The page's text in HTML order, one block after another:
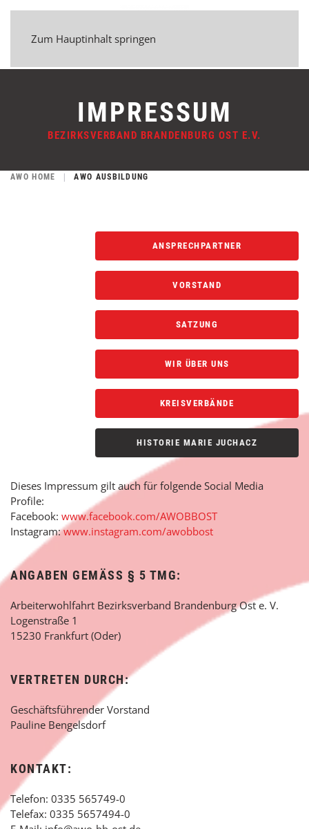
Zum Hauptinhalt springen
IMPRESSUM
BEZIRKSVERBAND BRANDENBURG OST E.V.
AWO HOME AWO AUSBILDUNG
ANSPRECHPARTNER
VORSTAND
SATZUNG
WIR ÜBER UNS
KREISVERBÄNDE
HISTORIE MARIE JUCHACZ
Dieses Impressum gilt auch für folgende Social Media
Profile:
Facebook: www.facebook.com/AWOBBOST
Instagram:www.instagram.com/awobbost
ANGABEN GEMÄSS § 5 TMG:
Arbeiterwohlfahrt Bezirksverband Brandenburg Ost e. V.
Logenstraße 1
15230 Frankfurt (Oder)
VERTRETEN DURCH:
Geschäftsführender Vorstand
Pauline Bengelsdorf
KONTAKT:
Telefon: 0335 565749-0
Telefax: 0335 5657494-0